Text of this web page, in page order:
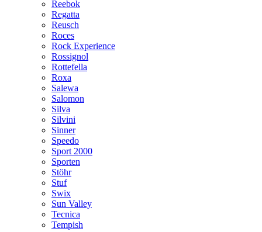
Reebok
Regatta
Reusch
Roces
Rock Experience
Rossignol
Rottefella
Roxa
Salewa
Salomon
Silva
Silvini
Sinner
Speedo
Sport 2000
Sporten
Stöhr
Stuf
Swix
Sun Valley
Tecnica
Tempish